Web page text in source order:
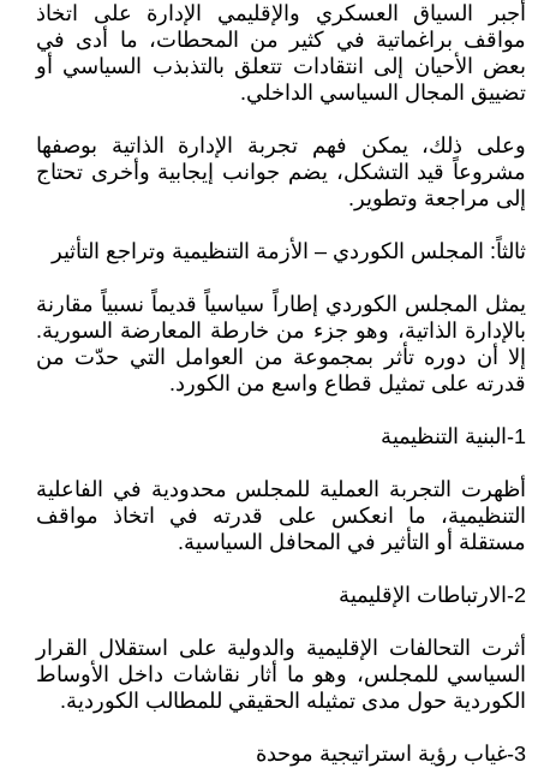
أجبر السياق العسكري والإقليمي الإدارة على اتخاذ
مواقف براغماتية في كثير من المحطات، ما أدى في
بعض الأحيان إلى انتقادات تتعلق بالتذبذب السياسي أو
تضييق المجال السياسي الداخلي.
وعلى ذلك، يمكن فهم تجربة الإدارة الذاتية بوصفها
مشروعاً قيد التشكل، يضم جوانب إيجابية وأخرى تحتاج
إلى مراجعة وتطوير.
ثالثاً: المجلس الكوردي – الأزمة التنظيمية وتراجع التأثير
يمثل المجلس الكوردي إطاراً سياسياً قديماً نسبياً مقارنة
بالإدارة الذاتية، وهو جزء من خارطة المعارضة السورية.
إلا أن دوره تأثر بمجموعة من العوامل التي حدّت من
قدرته على تمثيل قطاع واسع من الكورد.
1-البنية التنظيمية
أظهرت التجربة العملية للمجلس محدودية في الفاعلية
التنظيمية، ما انعكس على قدرته في اتخاذ مواقف
مستقلة أو التأثير في المحافل السياسية.
2-الارتباطات الإقليمية
أثرت التحالفات الإقليمية والدولية على استقلال القرار
السياسي للمجلس، وهو ما أثار نقاشات داخل الأوساط
الكوردية حول مدى تمثيله الحقيقي للمطالب الكوردية.
3-غياب رؤية استراتيجية موحدة